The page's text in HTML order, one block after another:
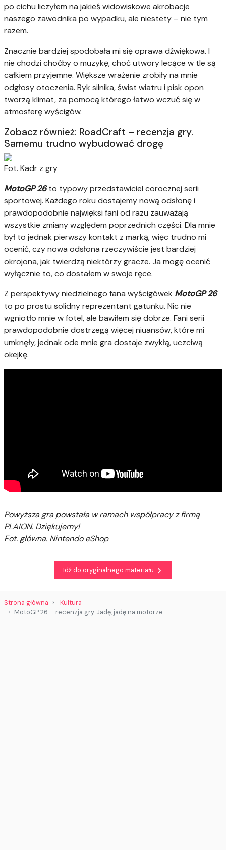
po cichu liczyłem na jakieś widowiskowe akrobacje
naszego zawodnika po wypadku, ale niestety – nie tym
razem.
Znacznie bardziej spodobała mi się oprawa dźwiękowa. I
nie chodzi choćby o muzykę, choć utwory lecące w tle są
całkiem przyjemne. Większe wrażenie zrobiły na mnie
odgłosy otoczenia. Ryk silnika, świst wiatru i pisk opon
tworzą klimat, za pomocą którego łatwo wczuć się w
atmosferę wyścigów.
Zobacz również: RoadCraft – recenzja gry.
Samemu trudno wybudować drogę
Fot. Kadr z gry
MotoGP 26to typowy przedstawiciel corocznej serii
sportowej. Każdego roku dostajemy nową odsłonę i
prawdopodobnie najwięksi fani od razu zauważają
wszystkie zmiany względem poprzednich części. Dla mnie
był to jednak pierwszy kontakt z marką, więc trudno mi
ocenić, czy nowa odsłona rzeczywiście jest bardziej
okrojona, jak twierdzą niektórzy gracze. Ja mogę ocenić
wyłącznie to, co dostałem w swoje ręce.
Z perspektywy niedzielnego fana wyścigówek MotoGP 26
to po prostu solidny reprezentant gatunku. Nic nie
wgniotło mnie w fotel, ale bawiłem się dobrze. Fani serii
prawdopodobnie dostrzegą więcej niuansów, które mi
umknęły, jednak ode mnie gra dostaje zwykłą, uczciwą
okejkę.
Powyższa gra powstała w ramach współpracy z firmą
PLAION. Dziękujemy!
Fot. główna. Nintendo eShop
Idź do oryginalnego materiału
Strona główna
Kultura
MotoGP 26 – recenzja gry. Jadę, jadę na motorze